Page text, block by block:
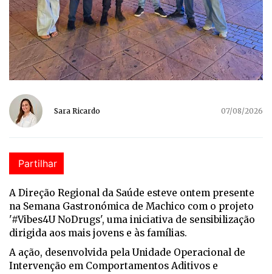
Sara Ricardo 07/08/2026
Partilhar
A Direção Regional da Saúde esteve ontem presente
na Semana Gastronómica de Machico com o projeto
'#Vibes4U NoDrugs', uma iniciativa de sensibilização
dirigida aos mais jovens e às famílias.
A ação, desenvolvida pela Unidade Operacional de
Intervenção em Comportamentos Aditivos e